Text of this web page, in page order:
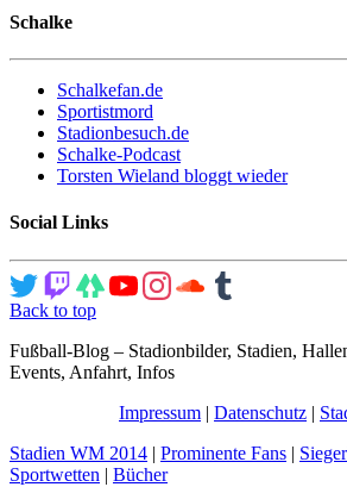
Schalke
Schalkefan.de
Sportistmord
Stadionbesuch.de
Schalke-Podcast
Torsten Wieland bloggt wieder
Social Links
Back to top
Fußball-Blog – Stadionbilder, Stadien,
Events, Anfahrt, Infos
Impressum | Datenschutz |
Stadien WM 2014 | Prominente Fans |
Sportwetten | Bücher